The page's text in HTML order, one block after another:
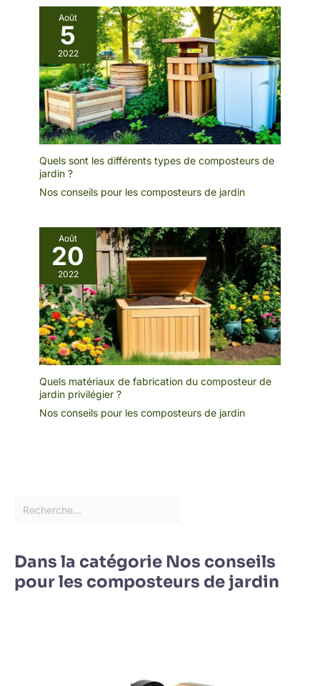
Août
5
2022
Quels sont les différents types de composteurs de
jardin ?
Nos conseils pour les composteurs de jardin
Août
20
2022
Quels matériaux de fabrication du composteur de
jardin privilégier ?
Nos conseils pour les composteurs de jardin
Dans la catégorie Nos conseils
pour les composteurs de jardin